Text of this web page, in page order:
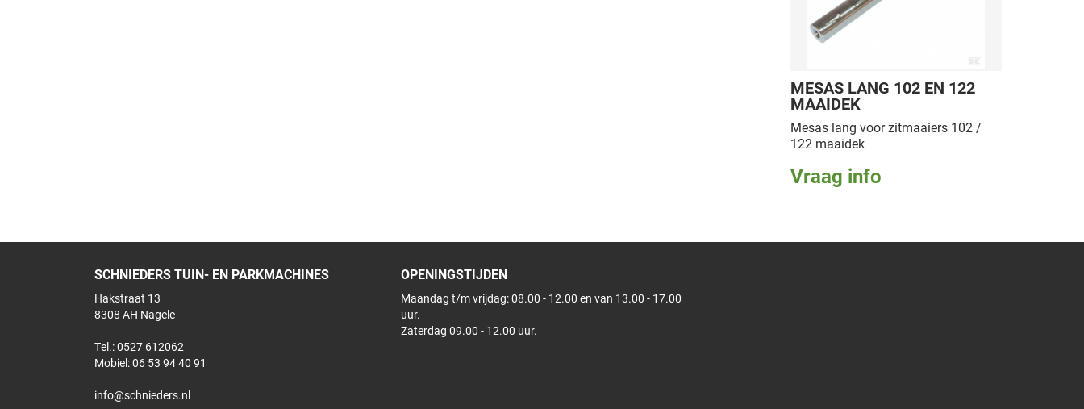
MESAS LANG 102 EN 122
MAAIDEK
Mesas lang voor zitmaaiers 102 /
122 maaidek
Vraag info
SCHNIEDERS TUIN- EN PARKMACHINES
Hakstraat 13
8308 AH Nagele
Tel.: 0527 612062
Mobiel:06 53 94 40 91
info@schnieders.nl
OPENINGSTIJDEN
Maandag t/m vrijdag: 08.00 - 12.00 en van 13.00 - 17.00
uur.
Zaterdag 09.00 - 12.00 uur.